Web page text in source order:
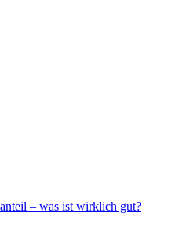
– was ist wirklich gut?